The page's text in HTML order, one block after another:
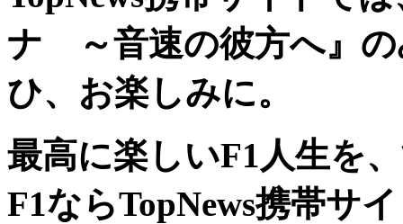
ナ ～音速の彼方へ』の
ひ、お楽しみに。
最高に楽しいF1人生を
F1ならTopNews携帯サ